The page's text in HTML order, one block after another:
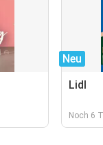
Neu
Lidl
Noch 6